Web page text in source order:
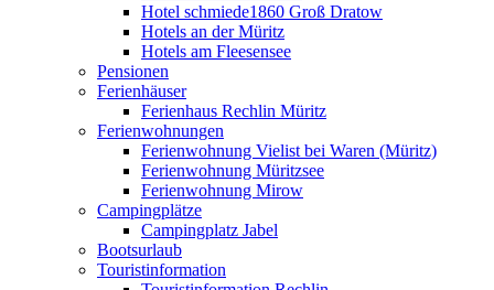
Hotel schmiede1860 Groß Dratow
Hotels an der Müritz
Hotels am Fleesensee
Pensionen
Ferienhäuser
Ferienhaus Rechlin Müritz
Ferienwohnungen
Ferienwohnung Vielist bei Waren (Müritz)
Ferienwohnung Müritzsee
Ferienwohnung Mirow
Campingplätze
Campingplatz Jabel
Bootsurlaub
Touristinformation